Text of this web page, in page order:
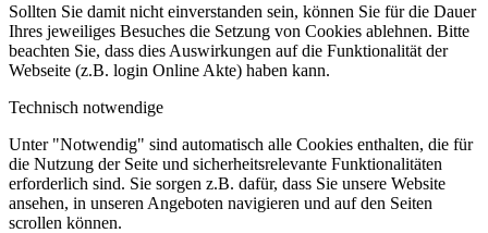
Sollten Sie damit nicht einverstanden sein, können Sie für die Dauer
Ihres jeweiliges Besuches die Setzung von Cookies ablehnen. Bitte
beachten Sie, dass dies Auswirkungen auf die Funktionalität der
Webseite (z.B. login Online Akte) haben kann.
Technisch notwendige
Unter "Notwendig" sind automatisch alle Cookies enthalten, die für
die Nutzung der Seite und sicherheitsrelevante Funktionalitäten
erforderlich sind. Sie sorgen z.B. dafür, dass Sie unsere Website
ansehen, in unseren Angeboten navigieren und auf den Seiten
scrollen können.